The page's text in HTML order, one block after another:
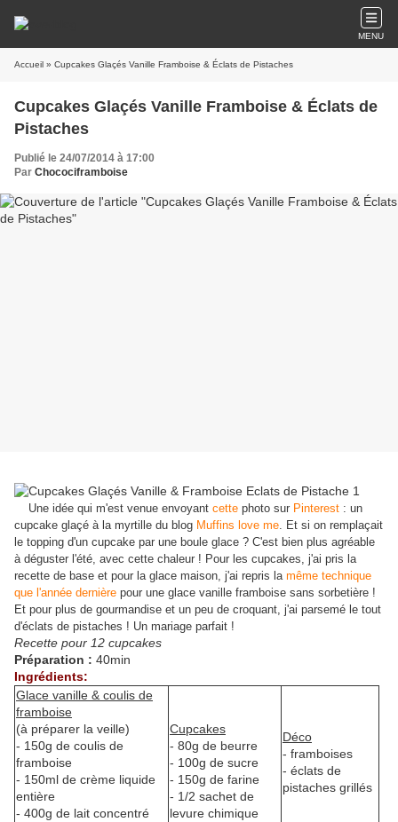
MENU
Accueil » Cupcakes Glaçés Vanille Framboise & Éclats de Pistaches
Cupcakes Glaçés Vanille Framboise & Éclats de
Pistaches
Publié le 24/07/2014 à 17:00
Par Chocociframboise
Une idée qui m'est venue envoyant cette photo sur Pinterest : un
cupcake glaçé à la myrtille du blog Muffins love me. Et si on remplaçait
le topping d'un cupcake par une boule glace ? C'est bien plus agréable
à déguster l'été, avec cette chaleur ! Pour les cupcakes, j'ai pris la
recette de base et pour la glace maison, j'ai repris la même technique
que l'année dernière pour une glace vanille framboise sans sorbetière !
Et pour plus de gourmandise et un peu de croquant, j'ai parsemé le tout
d'éclats de pistaches ! Un mariage parfait !
Recette pour 12 cupcakes
Préparation : 40min
Ingrédients:
Glace vanille & coulis de
framboise
(à préparer la veille)
- 150g de coulis de
framboise
- 150ml de crème liquide
entière
- 400g de lait concentré
Cupcakes
- 80g de beurre
- 100g de sucre
- 150g de farine
- 1/2 sachet de
levure chimique
Déco
- framboises
- éclats de
pistaches grillés